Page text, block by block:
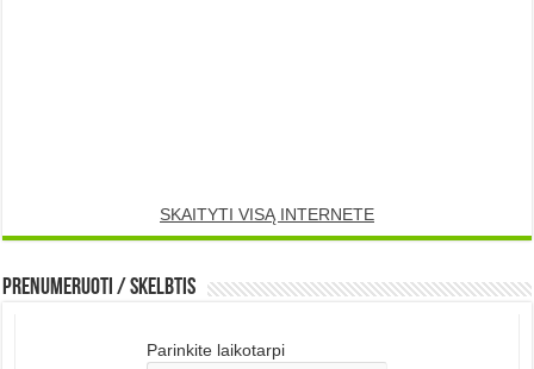
SKAITYTI VISĄ INTERNETE
Prenumeruoti / Skelbtis
Parinkite laikotarpi